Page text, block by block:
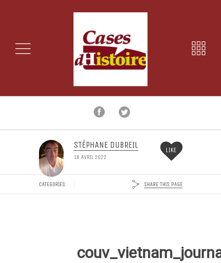
STÉPHANE DUBREIL
18 AVRIL 2022
LIKE
CATEGORIES: SHARE THIS PAGE